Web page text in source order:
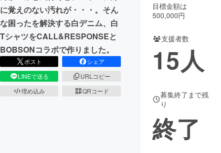
CAMPFIRE for Social Good
CAMPFIRE Creation
CAMPFIREふるさと納税machi-ya コミュニティ
に覚えのない汚れが・・・。そん
な困ったを解決する白デニム、白
TシャツをCALL&RESPONSEと
BOBSONコラボで作りました。
ポスト
シェア
LINEで送る
URLコピー
埋め込み
QRコード
目標金額は
500,000円
支援者数
15人
募集終了まで残
り
終了